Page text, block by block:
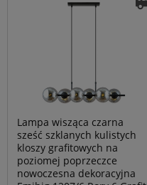
Lampa wisząca czarna
sześć szklanych kulistych
kloszy grafitowych na
poziomej poprzeczce
nowoczesna dekoracyjna